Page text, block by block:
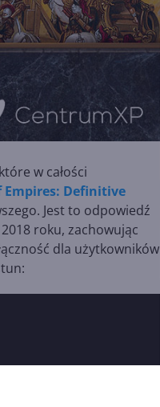
w całości
Empires: Definitive
Jest to odpowiedź
roku, zachowując
dla użytkowników